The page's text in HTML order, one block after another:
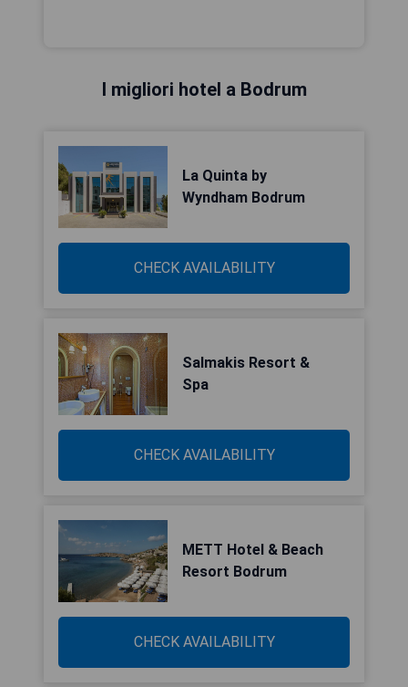
I migliori hotel a Bodrum
La Quinta by
Wyndham Bodrum
CHECK AVAILABILITY
Salmakis Resort &
Spa
CHECK AVAILABILITY
METT Hotel & Beach
Resort Bodrum
CHECK AVAILABILITY